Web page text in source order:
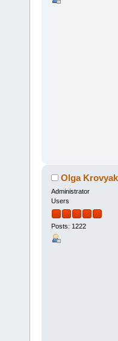
Olga
Administrator
Users
Posts: 1222